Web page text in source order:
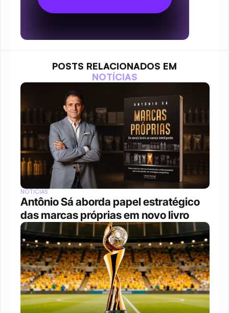
POSTS RELACIONADOS EM
NOTÍCIAS
NOTÍCIAS
Antônio Sá aborda papel estratégico
das marcas próprias em novo livro